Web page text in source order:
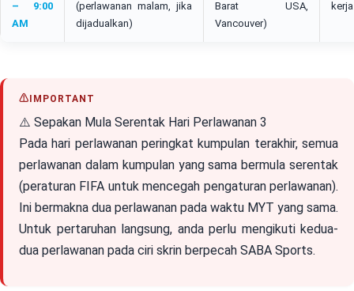
– 9:00
AM
(perlawanan malam, jika
dijadualkan)
Barat USA,
Vancouver)
kerja
⚠️ Sepakan Mula Serentak Hari Perlawanan 3
Pada hari perlawanan peringkat kumpulan terakhir, semua
perlawanan dalam kumpulan yang sama bermula serentak
(peraturan FIFA untuk mencegah pengaturan perlawanan).
Ini bermakna dua perlawanan pada waktu MYT yang sama.
Untuk pertaruhan langsung, anda perlu mengikuti kedua-
dua perlawanan pada ciri skrin berpecah SABA Sports.